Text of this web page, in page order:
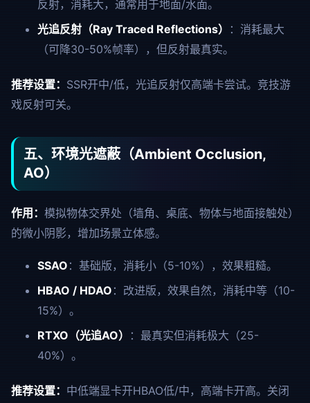
反射，消耗大，通常用于地面/水面。
光追反射（Ray Traced Reflections）
：消耗最大
（可降30-50%帧率），但反射最真实。
推荐设置： SSR开中/低，光追反射仅高端卡尝试。竞技游
戏反射可关。
五、环境光遮蔽（Ambient Occlusion,
AO）
作用： 模拟物体交界处（墙角、桌底、物体与地面接触处）
的微小阴影，增加场景立体感。
SSAO ：基础版，消耗小（5-10%），效果粗糙。
HBAO / HDAO ：改进版，效果自然，消耗中等（10-
15%）。
RTXO（光追AO）
：最真实但消耗极大（25-
40%）。
推荐设置： 中低端显卡开HBAO低/中，高端卡开高。关闭